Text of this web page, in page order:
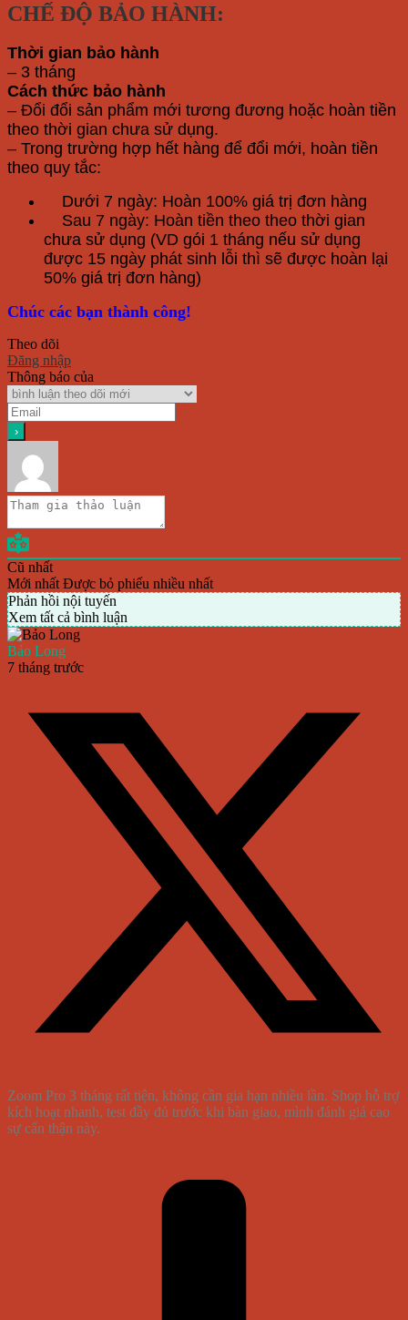
CHẾ ĐỘ BẢO HÀNH:
Thời gian bảo hành
– 3 tháng
Cách thức bảo hành
– Đổi đổi sản phẩm mới tương đương hoặc hoàn tiền
theo thời gian chưa sử dụng.
– Trong trường hợp hết hàng để đổi mới, hoàn tiền
theo quy tắc:
Dưới 7 ngày: Hoàn 100% giá trị đơn hàng
Sau 7 ngày: Hoàn tiền theo theo thời gian
chưa sử dụng (VD gói 1 tháng nếu sử dụng
được 15 ngày phát sinh lỗi thì sẽ được hoàn lại
50% giá trị đơn hàng)
Chúc các bạn thành công!
Theo dõi
Đăng nhập
Thông báo của
Cũ nhất
Mới nhất Được bỏ phiếu nhiều nhất
Phản hồi nội tuyến
Xem tất cả bình luận
Bảo Long
7 tháng trước
Zoom Pro 3 tháng rất tiện, không cần gia hạn nhiều lần. Shop hỗ trợ
kích hoạt nhanh, test đầy đủ trước khi bàn giao, mình đánh giá cao
sự cẩn thận này.